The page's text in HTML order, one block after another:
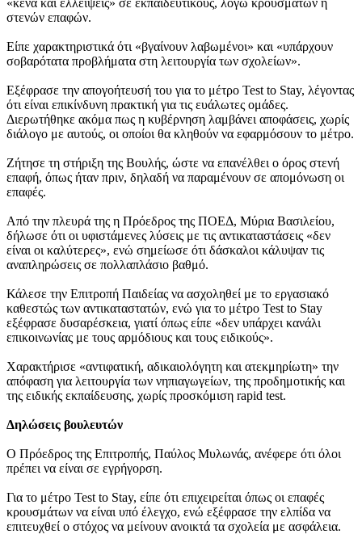
στενών επαφών.
Είπε χαρακτηριστικά ότι «βγαίνουν λαβωμένοι» και «υπάρχουν
σοβαρότατα προβλήματα στη λειτουργία των σχολείων».
Εξέφρασε την απογοήτευσή του για το μέτρο Test to Stay, λέγοντας
ότι είναι επικίνδυνη πρακτική για τις ευάλωτες ομάδες.
Διερωτήθηκε ακόμα πως η κυβέρνηση λαμβάνει αποφάσεις, χωρίς
διάλογο με αυτούς, οι οποίοι θα κληθούν να εφαρμόσουν το μέτρο.
Ζήτησε τη στήριξη της Βουλής, ώστε να επανέλθει ο όρος στενή
επαφή, όπως ήταν πριν, δηλαδή να παραμένουν σε απομόνωση οι
επαφές.
Από την πλευρά της η Πρόεδρος της ΠΟΕΔ, Μύρια Βασιλείου,
δήλωσε ότι οι υφιστάμενες λύσεις με τις αντικαταστάσεις «δεν
είναι οι καλύτερες», ενώ σημείωσε ότι δάσκαλοι κάλυψαν τις
αναπληρώσεις σε πολλαπλάσιο βαθμό.
Κάλεσε την Επιτροπή Παιδείας να ασχοληθεί με το εργασιακό
καθεστώς των αντικαταστατών, ενώ για το μέτρο Test to Stay
εξέφρασε δυσαρέσκεια, γιατί όπως είπε «δεν υπάρχει κανάλι
επικοινωνίας με τους αρμόδιους και τους ειδικούς».
Χαρακτήρισε «αντιφατική, αδικαιολόγητη και ατεκμηρίωτη» την
απόφαση για λειτουργία των νηπιαγωγείων, της προδημοτικής και
της ειδικής εκπαίδευσης, χωρίς προσκόμιση rapid test.
Δηλώσεις βουλευτών
Ο Πρόεδρος της Επιτροπής, Παύλος Μυλωνάς, ανέφερε ότι όλοι
πρέπει να είναι σε εγρήγορση.
Για το μέτρο Test to Stay, είπε ότι επιχειρείται όπως οι επαφές
κρουσμάτων να είναι υπό έλεγχο, ενώ εξέφρασε την ελπίδα να
επιτευχθεί ο στόχος να μείνουν ανοικτά τα σχολεία με ασφάλεια.